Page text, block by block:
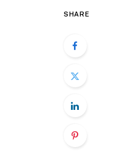
SHARE